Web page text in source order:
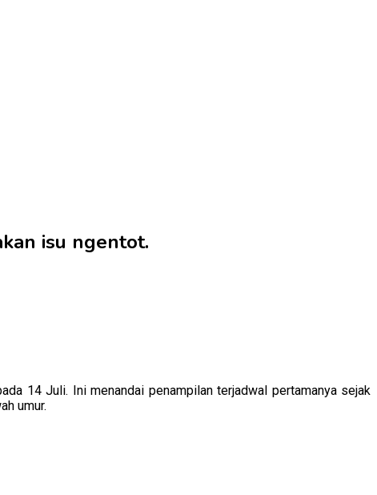
isu ngentot.
14 Juli. Ini menandai penampilan terjadwal pertamanya sejak
umur.